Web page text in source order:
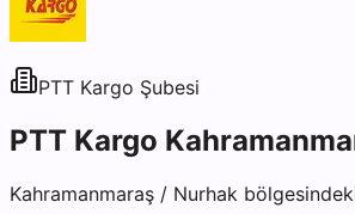
PTT Kargo Şubesi
PTT Kargo
Kahramanmaraş / Nurhak